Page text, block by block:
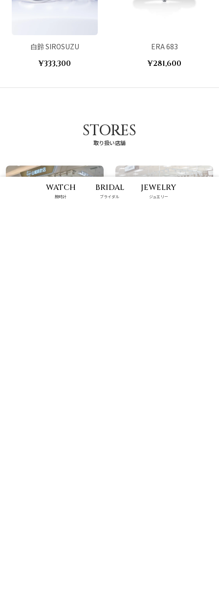
白鈴 SIROSUZU
¥333,300
ERA 683
¥281,600
STORES
取り扱い店舗
WATCH
腕時計
BRIDAL
ブライダル
JEWELRY
ジュエリー